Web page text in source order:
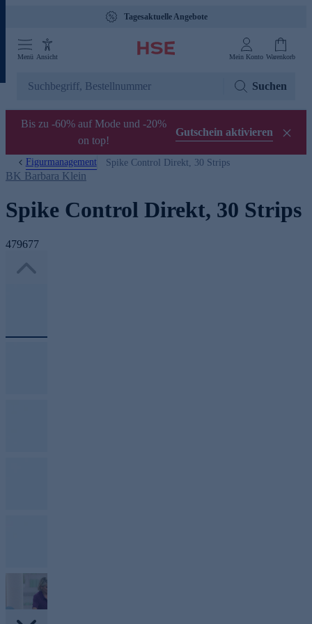
Tagesaktuelle Angebote
Menü Ansicht Mein Konto Warenkorb
Suchen
Bis zu -60% auf Mode und -20%
on top!
Gutschein aktivieren
Figurmanagement Spike Control Direkt, 30 Strips
BK Barbara Klein
Spike Control Direkt, 30 Strips
479677